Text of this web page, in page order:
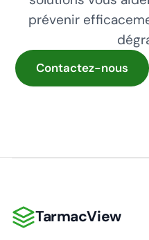
prévenir
Contactez-nous
TarmacView
TarmacView